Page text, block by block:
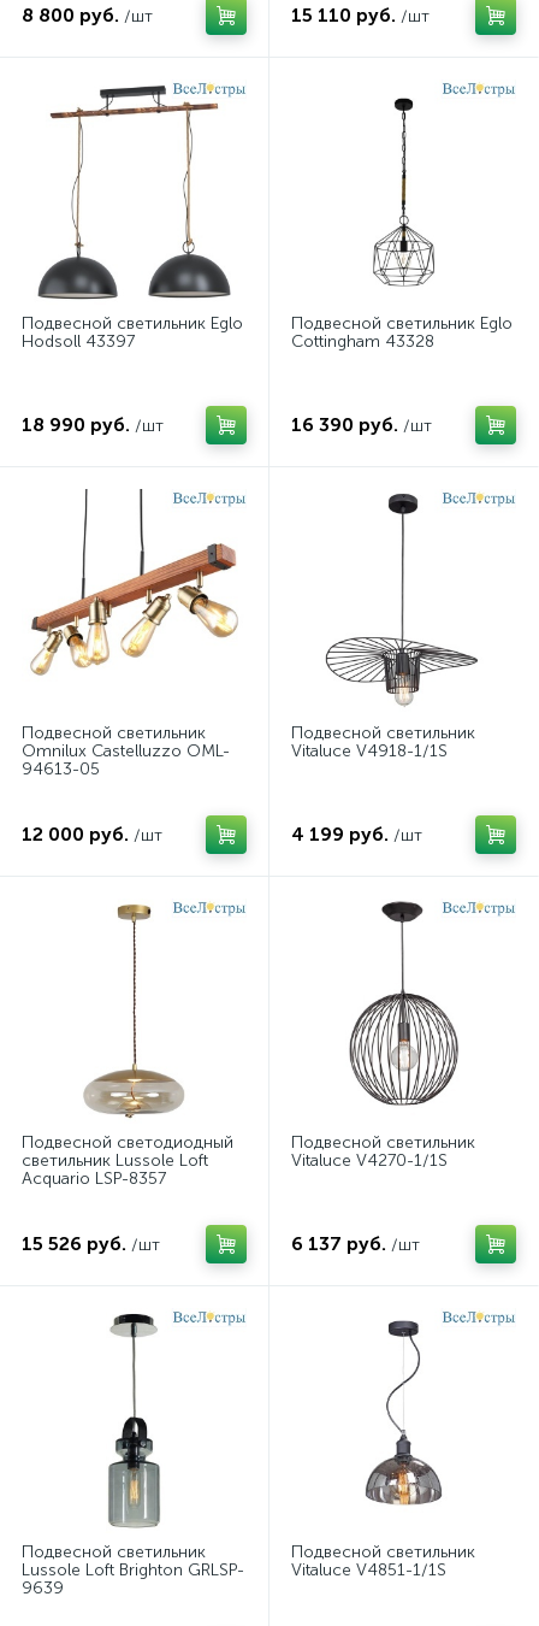
8 800 руб. /шт 15 110 руб. /шт
Подвесной светильник Eglo
Hodsoll 43397
18 990 руб. /шт
Подвесной светильник Eglo
Cottingham 43328
16 390 руб. /шт
Подвесной светильник
Omnilux Castelluzzo OML-
94613-05
12 000 руб. /шт
Подвесной светильник
Vitaluce V4918-1/1S
4 199 руб. /шт
Подвесной светодиодный
светильник Lussole Loft
Acquario LSP-8357
15 526 руб. /шт
Подвесной светильник
Vitaluce V4270-1/1S
6 137 руб. /шт
Подвесной светильник
Lussole Loft Brighton GRLSP-
9639
Подвесной светильник
Vitaluce V4851-1/1S